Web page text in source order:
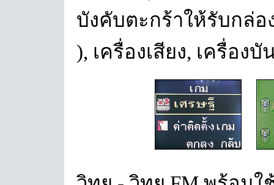
บังคับตะกร้าให้รับกล่
), เครื่องเสียง, เครื่องบั